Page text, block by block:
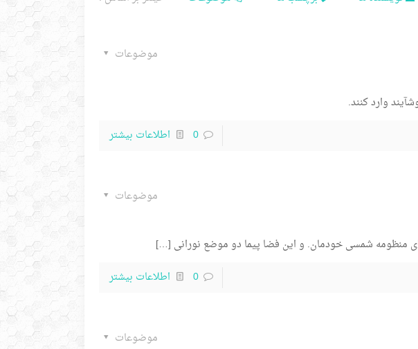
موضوعات
وارد کنند.
0 اطلاعات بیشتر
موضوعات
[…]
0 اطلاعات بیشتر
موضوعات